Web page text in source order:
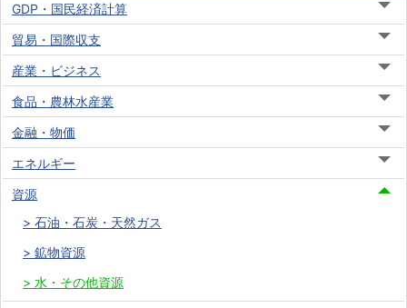
GDP・国民経済計算
貿易・国際収支
産業・ビジネス
食品・農林水産業
金融・物価
エネルギー
資源
石油・石炭・天然ガス
鉱物資源
水・その他資源